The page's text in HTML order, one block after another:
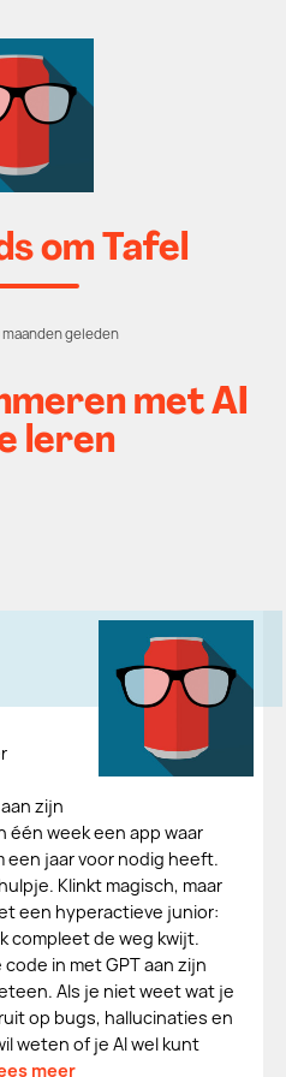
om Tafel
maanden geleden
met AI
leren
zijn
één week een app waar
jaar voor nodig heeft.
Klinkt magisch, maar
een hyperactieve junior:
compleet de weg kwijt.
in met GPT aan zijn
Als je niet weet wat je
op bugs, hallucinaties en
weten of je AI wel kunt
meer